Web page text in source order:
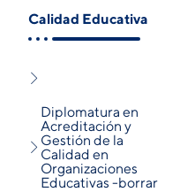
Calidad Educativa
Diplomatura en
Acreditación y
Gestión de la
Calidad en
Organizaciones
Educativas -borrar